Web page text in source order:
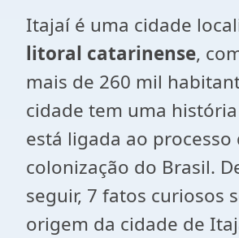
Itajaí é uma cidade
litoral catarinense,
mais de 260 mil
cidade tem uma
está ligada ao processo
colonização do Brasil.
seguir, 7 fatos curiosos
origem da cidade de